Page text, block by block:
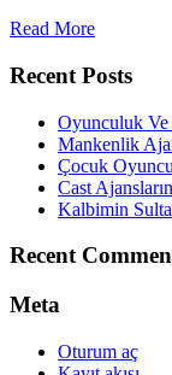
Read More
Recent Posts
Oyunculuk
Mankenlik
Çocuk
Cast
Kalbimin
Recent
Meta
Oturum aç